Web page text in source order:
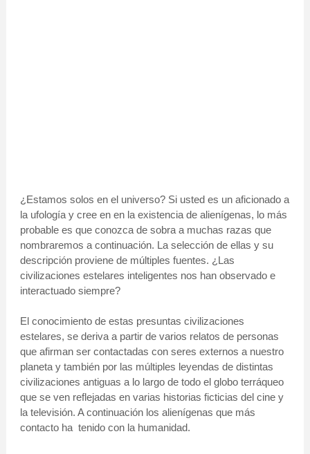
¿Estamos solos en el universo? Si usted es un aficionado a
la ufología y cree en en la existencia de alienígenas, lo más
probable es que conozca de sobra a muchas razas que
nombraremos a continuación. La selección de ellas y su
descripción proviene de múltiples fuentes. ¿Las
civilizaciones estelares inteligentes nos han observado e
interactuado siempre?
El conocimiento de estas presuntas civilizaciones
estelares, se deriva a partir de varios relatos de personas
que afirman ser contactadas con seres externos a nuestro
planeta y también por las múltiples leyendas de distintas
civilizaciones antiguas a lo largo de todo el globo terráqueo
que se ven reflejadas en varias historias ficticias del cine y
la televisión. A continuación los alienígenas que más
contacto ha tenido con la humanidad.